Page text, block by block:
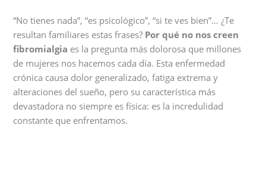
“No tienes nada”, “es psicológico”, “si te ves bien”… ¿Te
resultan familiares estas frases? Por qué no nos creen
fibromialgia es la pregunta más dolorosa que millones
de mujeres nos hacemos cada día. Esta enfermedad
crónica causa dolor generalizado, fatiga extrema y
alteraciones del sueño, pero su característica más
devastadora no siempre es física: es la incredulidad
constante que enfrentamos.